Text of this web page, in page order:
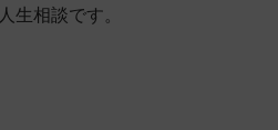
生相談です。